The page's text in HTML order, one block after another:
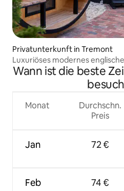
Privatunterkunft in Tremont
Luxuriöses modernes
Corning Manor
Wann ist die beste
Monat
Jan
Feb
Durchschn.
Preis
72 €
74 €